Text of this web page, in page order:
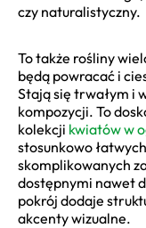
czy naturalistyczny.
To także rośliny
będą powracać i
Stają się trwałym i
kompozycji. To
kolekcji kwiatów w
stosunkowo
skomplikowanych
dostępnymi nawet
pokrój dodaje
akcenty wizualne.